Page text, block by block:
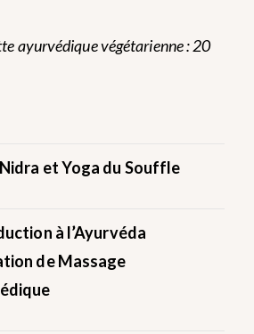
ayurvédique végétarienne : 20
et Yoga du Souffle
à l’Ayurvéda
de Massage